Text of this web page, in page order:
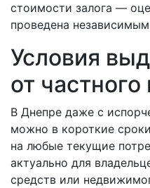
стоимости залога —
проведена
Условия
от
В Днепре даже с
можно в короткие
на любые текущие
актуально для
средств или